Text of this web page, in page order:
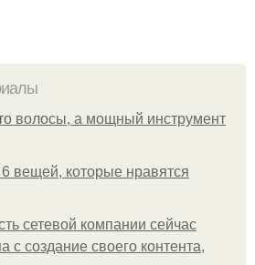
волосы, а мощный инструмент
вещей, которые нравятся
сетевой компании сейчас
с создание своего контента,